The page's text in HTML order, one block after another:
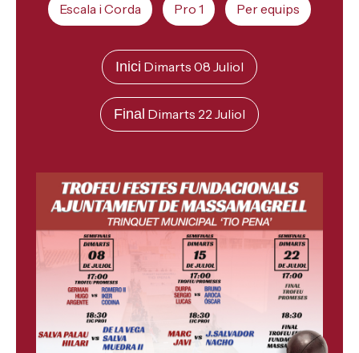
Escala i Corda Pro 1 Per equips
Inici Dimarts 08 Juliol
Final Dimarts 22 Juliol